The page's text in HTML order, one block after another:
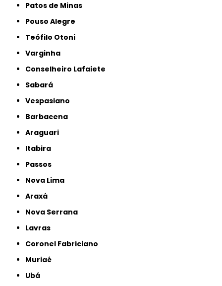
Patos de Minas
Pouso Alegre
Teófilo Otoni
Varginha
Conselheiro Lafaiete
Sabará
Vespasiano
Barbacena
Araguari
Itabira
Passos
Nova Lima
Araxá
Nova Serrana
Lavras
Coronel Fabriciano
Muriaé
Ubá